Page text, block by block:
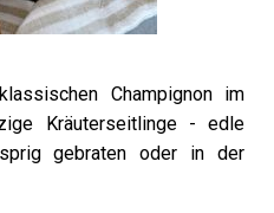
Champignon im
Kräuterseitlinge - edle
gebraten oder in der